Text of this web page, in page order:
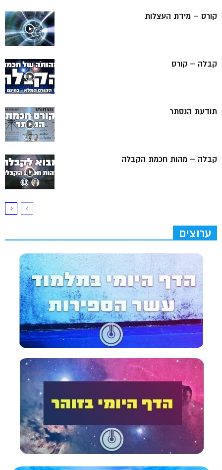
קורס – מידת העצלות
קבלה – קורס
תודעת הנסתר
קבלה – מהות חכמת הקבלה
ערוצים